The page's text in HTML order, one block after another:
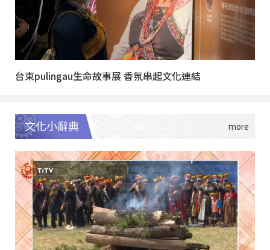
台東pulingau生命故事展 香氛串起文化連結
文化小辭典